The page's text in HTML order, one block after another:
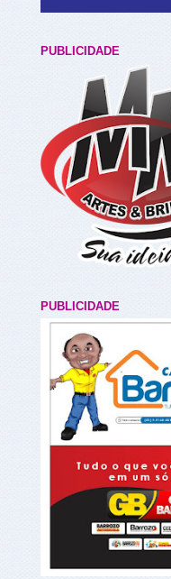
PUBLICIDADE
PUBLICIDADE